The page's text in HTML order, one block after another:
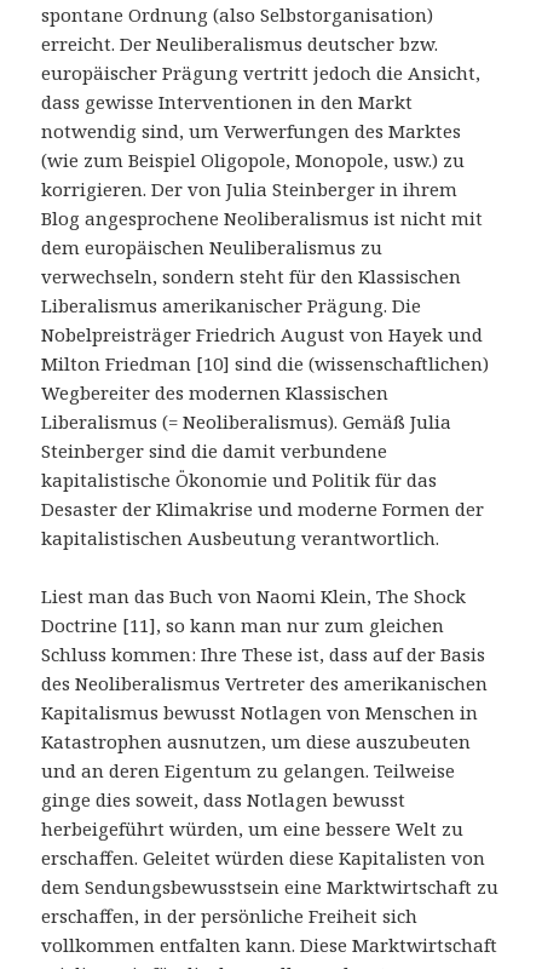
spontane Ordnung (also Selbstorganisation)
erreicht. Der Neuliberalismus deutscher bzw.
europäischer Prägung vertritt jedoch die Ansicht,
dass gewisse Interventionen in den Markt
notwendig sind, um Verwerfungen des Marktes
(wie zum Beispiel Oligopole, Monopole, usw.) zu
korrigieren. Der von Julia Steinberger in ihrem
Blog angesprochene Neoliberalismus ist nicht mit
dem europäischen Neuliberalismus zu
verwechseln, sondern steht für den Klassischen
Liberalismus amerikanischer Prägung. Die
Nobelpreisträger Friedrich August von Hayek und
Milton Friedman [10] sind die (wissenschaftlichen)
Wegbereiter des modernen Klassischen
Liberalismus (= Neoliberalismus). Gemäß Julia
Steinberger sind die damit verbundene
kapitalistische Ökonomie und Politik für das
Desaster der Klimakrise und moderne Formen der
kapitalistischen Ausbeutung verantwortlich.
Liest man das Buch von Naomi Klein, The Shock
Doctrine [11], so kann man nur zum gleichen
Schluss kommen: Ihre These ist, dass auf der Basis
des Neoliberalismus Vertreter des amerikanischen
Kapitalismus bewusst Notlagen von Menschen in
Katastrophen ausnutzen, um diese auszubeuten
und an deren Eigentum zu gelangen. Teilweise
ginge dies soweit, dass Notlagen bewusst
herbeigeführt würden, um eine bessere Welt zu
erschaffen. Geleitet würden diese Kapitalisten von
dem Sendungsbewusstsein eine Marktwirtschaft zu
erschaffen, in der persönliche Freiheit sich
vollkommen entfalten kann. Diese Marktwirtschaft